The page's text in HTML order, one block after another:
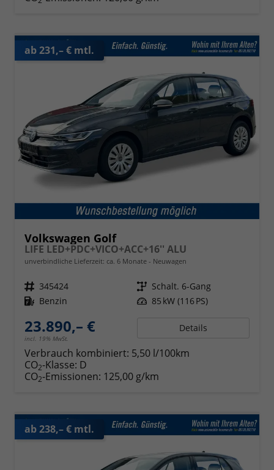
ab 231,– € mtl.
Volkswagen Golf
LIFE LED+PDC+VICO+ACC+16'' ALU
unverbindliche Lieferzeit: ca. 6 Monate Neuwagen
Fahrzeugnr. 345424 Getriebe Schalt. 6-Gang
Kraftstoff Benzin Leistung 85 kW (116 PS)
23.890,– €
incl. 19% MwSt.
Details
Verbrauch kombiniert: 5,50 l/100km
CO2-Klasse: D
CO2-Emissionen: 125,00 g/km
ab 238,– € mtl.